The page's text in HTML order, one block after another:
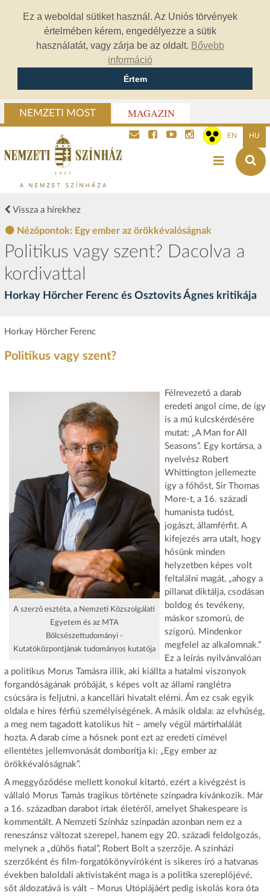
Ez a weboldal sütiket használ. Az Uniós törvények
értelmében kérem, engedélyezze a sütik
használatát, vagy zárja be az oldalt. Bővebb
információ
Értem
NEMZETI MOST MAGAZIN
EN HU
Vissza a hírekhez
Nézőpontok: Egy ember az örökkévalóságnak
Politikus vagy szent? Dacolva a
kordivattal
Horkay Hörcher Ferenc és Osztovits Ágnes kritikája
Horkay Hörcher Ferenc
Politikus vagy szent?
A szerző esztéta, a Nemzeti Közszolgálati
Egyetem és az MTA
Bölcsészettudományi ­
Kutatóközpontjának tudományos kutatója
Félrevezető a darab
eredeti angol címe, de így
is a mű kulcskérdésére
mutat: „A Man for All
Seasons”. Egy kortársa, a
nyelvész Robert
Whittington jellemezte
így a főhőst, Sir Thomas
More-t, a 16. századi
humanista tudóst,
jogászt, államférfit. A
kifejezés arra utalt, hogy
hősünk minden
helyzetben képes volt
feltalálni magát, „ahogy a
pillanat diktálja, csodásan
boldog és tevékeny,
máskor szomorú, de
szigorú. Mindenkor
megfelel az alkalomnak.”
Ez a leírás nyilvánvalóan
a politikus Morus Tamásra illik, aki kiállta a hatalmi viszonyok
forgandóságának próbáját, s képes volt az állami ranglétra
csúcsára is feljutni, a kancellári hivatalt elérni. Ám ez csak egyik
oldala e híres férfiú személyiségének. A másik oldala: az elvhűség,
a meg nem tagadott katolikus hit – amely végül mártírhalálát
hozta. A darab címe a hősnek pont ezt az eredeti címével
ellentétes jellemvonását domborítja ki: „Egy ember az
örökkévalóságnak”.
A meggyőződése mellett konokul kitartó, ezért a kivégzést is
vállaló Morus Tamás tragikus története színpadra kívánkozik. Már
a 16. században darabot írtak életéről, amelyet Shakespeare is
kommentált. A Nemzeti Színház színpadán azonban nem ez a
reneszánsz változat szerepel, hanem egy 20. századi feldolgozás,
melynek a „dühös fiatal”, Robert Bolt a szerzője. A színházi
szerzőként és film-forgatókönyvíróként is sikeres író a hatvanas
években baloldali aktivistaként maga is a politika szereplőjévé,
sőt áldozatává is vált – Morus Utópiájáért pedig iskolás kora óta